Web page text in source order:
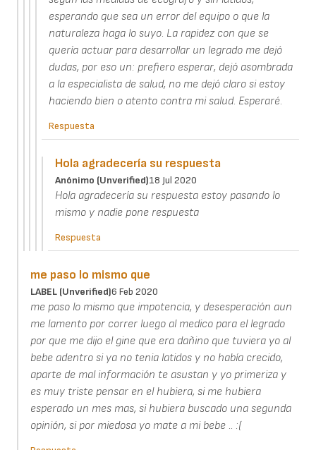
esperando que sea un error del equipo o que la
naturaleza haga lo suyo. La rapidez con que se
quería actuar para desarrollar un legrado me dejó
dudas, por eso un: prefiero esperar, dejó asombrada
a la especialista de salud, no me dejó claro si estoy
haciendo bien o atento contra mi salud. Esperaré.
Respuesta
Hola agradecería su respuesta
Anónimo (unverified)18 Jul 2020
Hola agradecería su respuesta estoy pasando lo
mismo y nadie pone respuesta
Respuesta
me paso lo mismo que
LABEL (unverified)6 Feb 2020
me paso lo mismo que impotencia, y desesperación aun
me lamento por correr luego al medico para el legrado
por que me dijo el gine que era dañino que tuviera yo al
bebe adentro si ya no tenia latidos y no había crecido,
aparte de mal información te asustan y yo primeriza y
es muy triste pensar en el hubiera, si me hubiera
esperado un mes mas, si hubiera buscado una segunda
opinión, si por miedosa yo mate a mi bebe .. :(